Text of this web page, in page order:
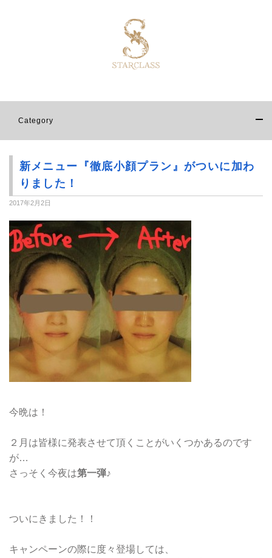
Category
新メニュー『徹底小顔プラン』がついに加わ
りました！
2017年2月2日
今晩は！
２月は皆様に発表させて頂くことがいくつかあるのです
が…
さっそく今夜は第一弾♪
ついにきました！！
キャンペーンの際に度々登場しては、